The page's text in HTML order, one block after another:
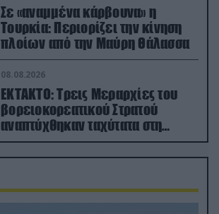
Σε «αναμμένα κάρβουνα» η
Τουρκία: Περιορίζει την κίνηση
πλοίων από την Μαύρη Θάλασσα
08.08.2026
ΕΚΤΑΚΤΟ: Τρεις Μεραρχίες του
βορειοκορεατικού Στρατού
αναπτύχθηκαν ταχύτατα στη
Ρωσία